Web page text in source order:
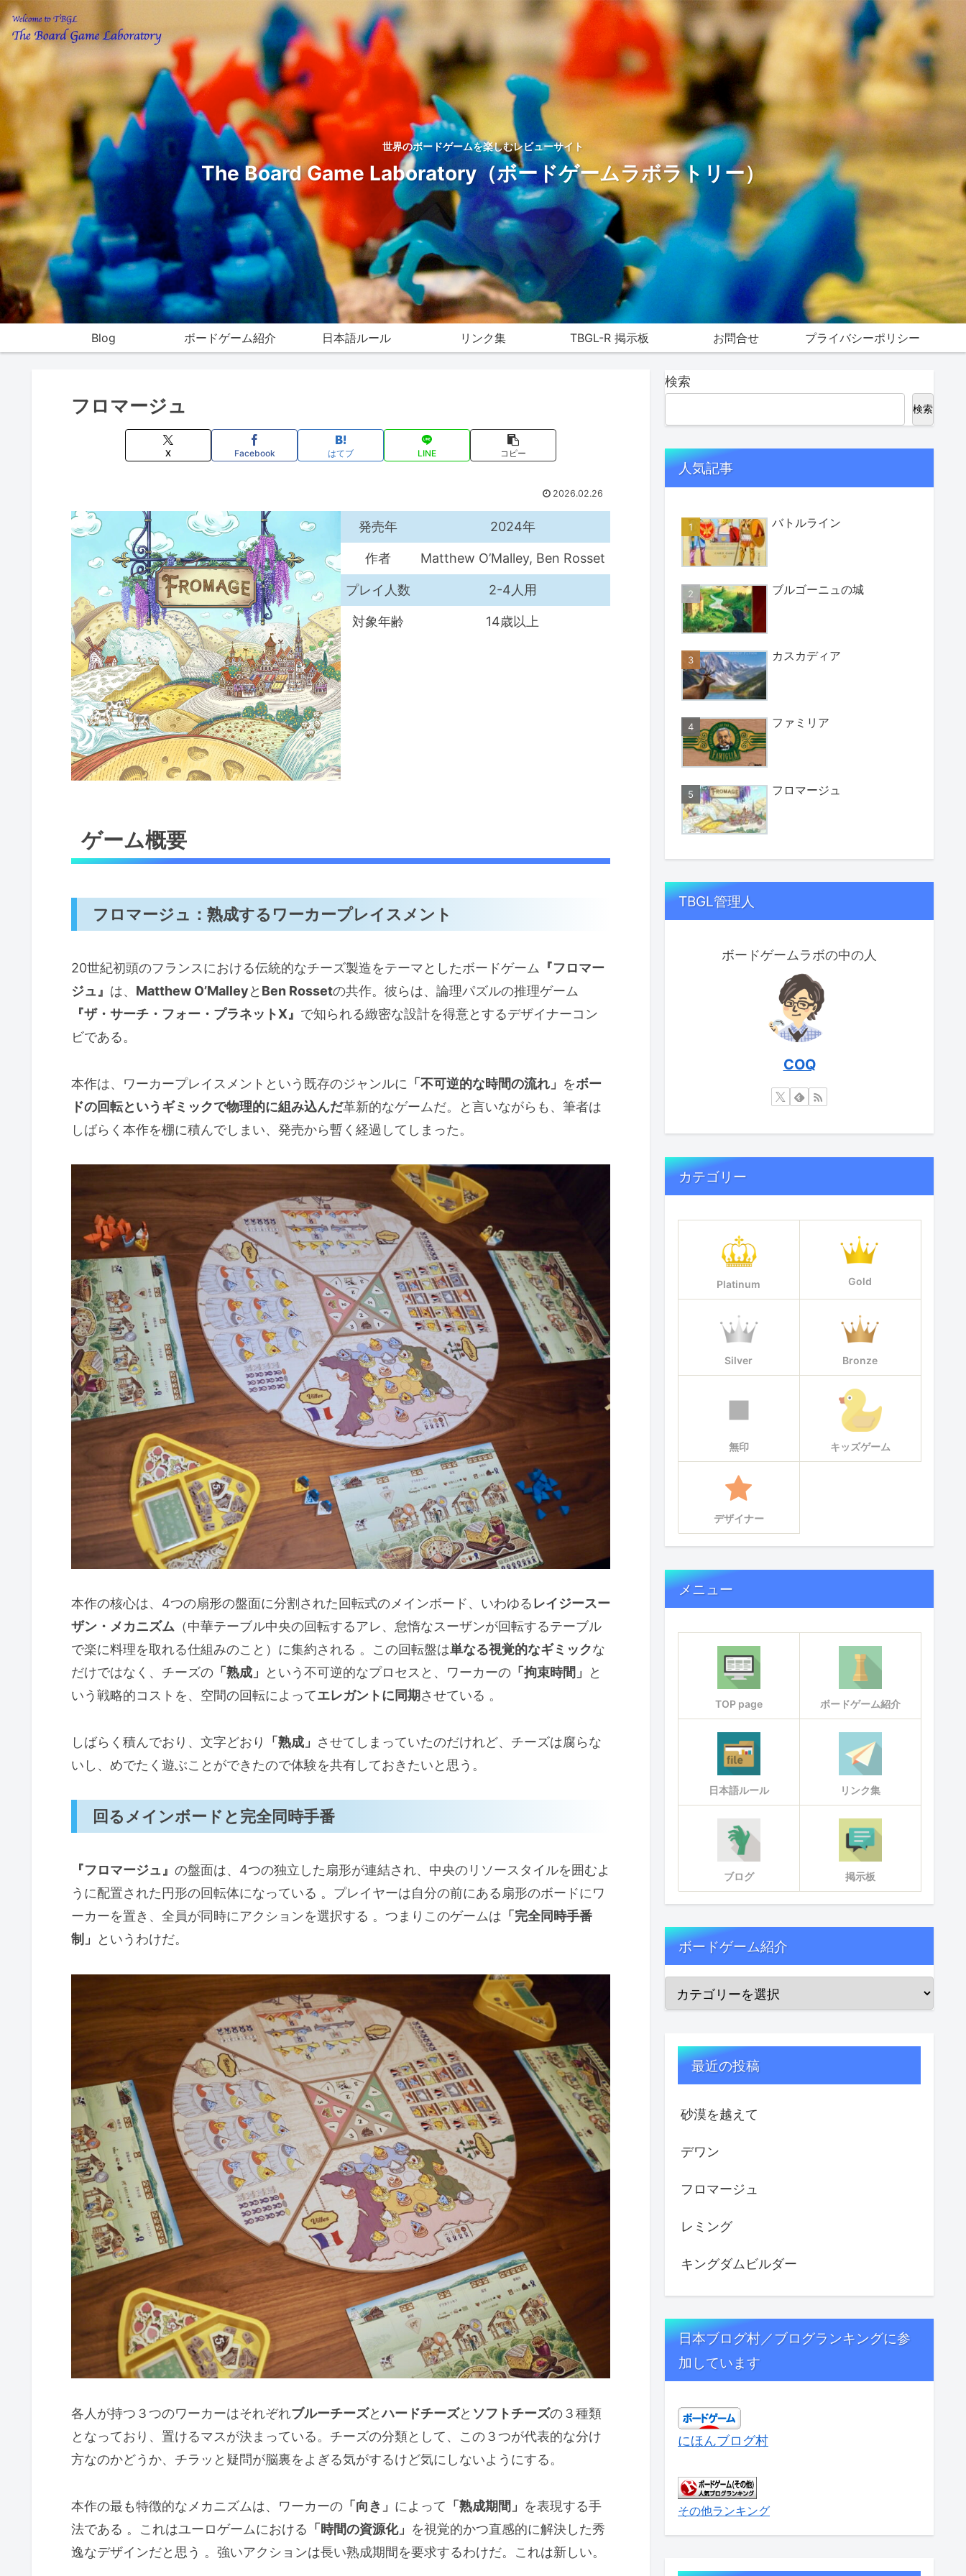
世界のボードゲームを楽しむレビューサイト
The Board Game Laboratory（ボードゲームラボラトリー）
Blog ボードゲーム紹介 日本語ルール リンク集 TBGL-R 掲示板 お問合せ プライバシーポリシー
フロマージュ
X Facebook はてブ LINE コピー
2026.02.26
発売年 2024年
作者 Matthew O’Malley, Ben Rosset
プレイ人数 2-4人用
対象年齢 14歳以上
ゲーム概要
フロマージュ：熟成するワーカープレイスメント
20世紀初頭のフランスにおける伝統的なチーズ製造をテーマとしたボードゲーム 『フロマー
ジュ』 は、 Matthew O’Malleyと Ben Rossetの共作。彼らは、論理パズルの推理ゲーム
『ザ・サーチ・フォー・プラネットX』 で知られる緻密な設計を得意とするデザイナーコン
ビである。
本作は、ワーカープレイスメントという既存のジャンルに 「不可逆的な時間の流れ」 をボー
ドの回転というギミックで物理的に組み込んだ革新的なゲームだ。と言いながらも、筆者は
しばらく本作を棚に積んでしまい、発売から暫く経過してしまった。
本作の核心は、4つの扇形の盤面に分割された回転式のメインボード、いわゆるレイジースー
ザン・メカニズム （中華テーブル中央の回転するアレ、怠惰なスーザンが回転するテーブル
で楽に料理を取れる仕組みのこと）に集約される 。この回転盤は単なる視覚的なギミックな
だけではなく、チーズの 「熟成」 という不可逆的なプロセスと、ワーカーの 「拘束時間」
と
いう戦略的コストを、空間の回転によってエレガントに同期させている 。
しばらく積んでおり、文字どおり 「熟成」 させてしまっていたのだけれど、チーズは腐らな
いし、めでたく遊ぶことができたので体験を共有しておきたいと思う。
回るメインボードと完全同時手番
『フロマージュ』 の盤面は、4つの独立した扇形が連結され、中央のリソースタイルを囲むよ
うに配置された円形の回転体になっている 。プレイヤーは自分の前にある扇形のボードにワ
ーカーを置き、全員が同時にアクションを選択する 。つまりこのゲームは 「完全同時手番
制」
というわけだ。
各人が持つ３つのワーカーはそれぞれブルーチーズとハードチーズと ソフトチーズの３種類
となっており、置けるマスが決まっている。チーズの分類として、この３つが代表的な分け
方なのかどうか、チラッと疑問が脳裏をよぎる気がするけど気にしないようにする。
本作の最も特徴的なメカニズムは、ワーカーの 「向き」 によって 「熟成期間」 を表現する手
法である 。これはユーロゲームにおける 「時間の資源化」 を視覚的かつ直感的に解決した秀
逸なデザインだと思う 。強いアクションは長い熟成期間を要求するわけだ。これは新しい。
検索
検索
人気記事
バトルライン
ブルゴーニュの城
カスカディア
ファミリア
フロマージュ
TBGL管理人
ボードゲームラボの中の人
COQ
カテゴリー
Platinum Gold
Silver Bronze
無印 キッズゲーム
デザイナー
メニュー
TOP page ボードゲーム紹介
日本語ルール リンク集
ブログ 掲示板
ボードゲーム紹介
最近の投稿
砂漠を越えて
デワン
フロマージュ
レミング
キングダムビルダー
日本ブログ村／ブログランキングに参
加しています
にほんブログ村
その他ランキング